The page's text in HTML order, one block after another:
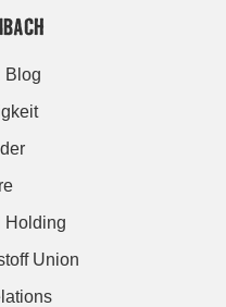
Blog
Holding
Union